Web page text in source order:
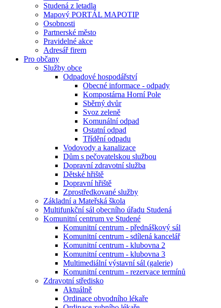
Studená z letadla
Mapový PORTÁL MAPOTIP
Osobnosti
Partnerské město
Pravidelné akce
Adresář firem
Pro občany
Služby obce
Odpadové hospodářství
Obecné informace - odpady
Kompostárna Horní Pole
Sběrný dvůr
Svoz zeleně
Komunální odpad
Ostatní odpad
Třídění odpadu
Vodovody a kanalizace
Dům s pečovatelskou službou
Dopravní zdravotní služba
Dětské hřiště
Dopravní hřiště
Zprostředkované služby
Základní a Mateřská škola
Multifunkční sál obecního úřadu Studená
Komunitní centrum ve Studené
Komunitní centrum - přednáškový sál
Komunitní centrum - sdílená kancelář
Komunitní centrum - klubovna 2
Komunitní centrum - klubovna 3
Multimediální výstavní sál (galerie)
Komunitní centrum - rezervace termínů
Zdravotní středisko
Aktuálně
Ordinace obvodního lékaře